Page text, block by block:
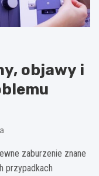
objawy i
zaburzenie znane
przypadkach